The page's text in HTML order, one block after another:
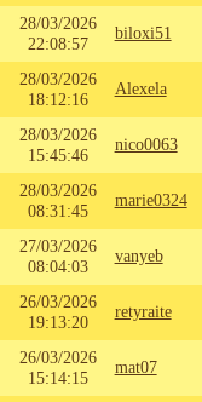
28/03/2026
22:08:57
biloxi51
28/03/2026
18:12:16
Alexela
28/03/2026
15:45:46
nico0063
28/03/2026
08:31:45
marie0324
27/03/2026
08:04:03
vanyeb
26/03/2026
19:13:20
retyraite
26/03/2026
15:14:15
mat07